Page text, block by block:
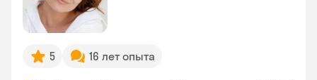
5 16 лет опыта